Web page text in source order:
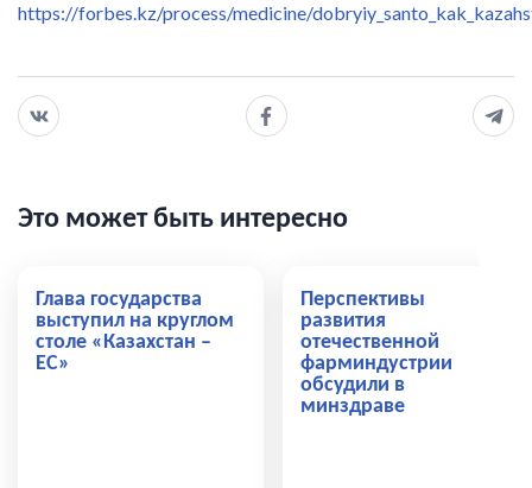
https://forbes.kz/process/medicine/
Это может быть интересно
Глава государства
выступил на круглом
столе «Казахстан –
ЕС»
Перспективы
развития
отечественной
фарминдустрии
обсудили в
минздраве